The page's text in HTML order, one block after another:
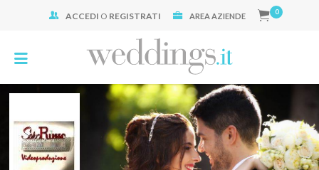
ACCEDI O REGISTRATI AREA AZIENDE 0